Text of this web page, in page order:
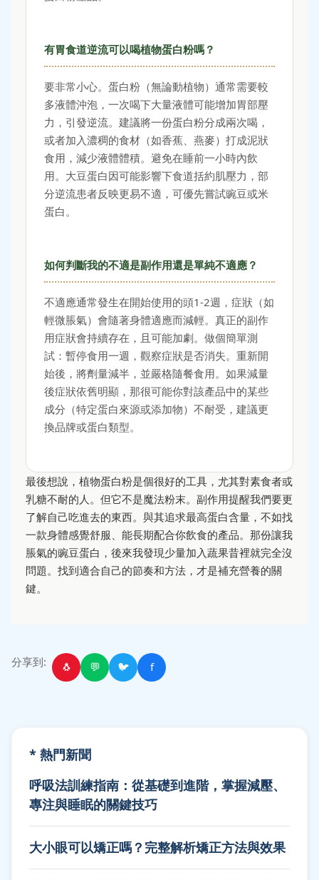
有胃食道逆流可以喝植物蛋白粉嗎？
要非常小心。蛋白粉（無論動植物）通常需要較
多液體沖泡，一次喝下大量液體可能增加胃部壓
力，引發逆流。建議將一份蛋白粉分成兩次喝，
或者加入濃稠的食材（如香蕉、燕麥）打成泥狀
食用，減少液體體積。避免在睡前一小時內飲
用。大豆蛋白因可能影響下食道括約肌壓力，部
分逆流患者反映更易不適，可優先嘗試豌豆或米
蛋白。
如何判斷我的不適是副作用還是單純不適應？
不適應通常發生在開始使用的頭1-2週，症狀（如
輕微脹氣）會隨著身體適應而減輕。真正的副作
用症狀會持續存在，且可能加劇。做個簡單測
試：暫停食用一週，觀察症狀是否消失。重新開
始後，將劑量減半，並嚴格隨餐食用。如果減量
後症狀依舊明顯，那很可能你對該產品中的某些
成分（特定蛋白來源或添加物）不耐受，建議更
換品牌或蛋白類型。
最後想說，植物蛋白粉是個很好的工具，尤其對素食者或
乳糖不耐的人。但它不是魔法粉末。副作用提醒我們要更
了解自己吃進去的東西。與其追求最高蛋白含量，不如找
一款身體感覺舒服、能長期配合你飲食的產品。那份讓我
脹氣的豌豆蛋白，後來我發現少量加入蔬果昔裡就完全沒
問題。找到適合自己的節奏和方法，才是補充營養的關
鍵。
分享到: 🐧 💬 🐦 f
* 熱門新聞
呼吸法訓練指南：從基礎到進階，掌握減壓、
專注與睡眠的關鍵技巧
大小眼可以矯正嗎？完整解析矯正方法與效果